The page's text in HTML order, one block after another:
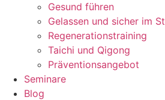
Gesund führen
Gelassen und sicher im
Regenerationstraining
Taichi und Qigong
Präventionsangebot
Seminare
Blog